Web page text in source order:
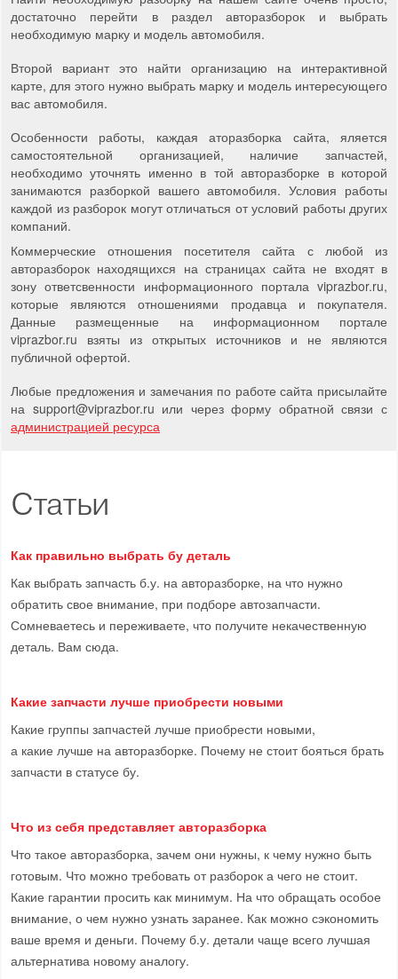
достаточно перейти в раздел авторазборок и выбрать
необходимую марку и модель автомобиля.
Второй вариант это найти организацию на интерактивной
карте, для этого нужно выбрать марку и модель интересующего
вас автомобиля.
Особенности работы, каждая аторазборка сайта, яляется
самостоятельной организацией, наличие запчастей,
необходимо уточнять именно в той авторазборке в которой
занимаются разборкой вашего автомобиля. Условия работы
каждой из разборок могут отличаться от условий работы других
компаний.
Коммерческие отношения посетителя сайта с любой из
авторазборок находящихся на страницах сайта не входят в
зону ответсвенности информационного портала viprazbor.ru,
которые являются отношениями продавца и покупателя.
Данные размещенные на информационном портале
viprazbor.ru взяты из открытых источников и не являются
публичной офертой.
Любые предложения и замечания по работе сайта присылайте
на support@viprazbor.ru или через форму обратной связи с
администрацией ресурса
Статьи
Как правильно выбрать бу деталь
Как выбрать запчасть б.у. на авторазборке, на что нужно
обратить свое внимание, при подборе автозапчасти.
Сомневаетесь и переживаете, что получите некачественную
деталь. Вам сюда.
Какие запчасти лучше приобрести новыми
Какие группы запчастей лучше приобрести новыми,
а какие лучше на авторазборке. Почему не стоит бояться брать
запчасти в статусе бу.
Что из себя представляет авторазборка
Что такое авторазборка, зачем они нужны, к чему нужно быть
готовым. Что можно требовать от разборок а чего не стоит.
Какие гарантии просить как минимум. На что обращать особое
внимание, о чем нужно узнать заранее. Как можно сэкономить
ваше время и деньги. Почему б.у. детали чаще всего лучшая
альтернатива новому аналогу.